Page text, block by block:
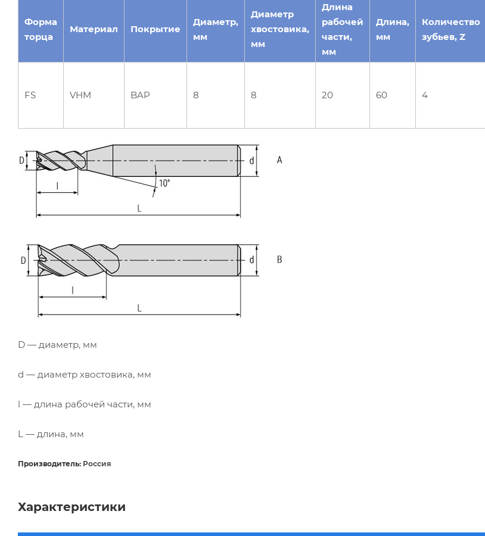
Форма
торца
Материал Покрытие
Диаметр,
мм
Диаметр
хвостовика,
мм
Длина
рабочей
части,
мм
Длина,
мм
Количество
зубьев, Z
FS VHM BAP 8 8 20 60 4
D — диаметр, мм
d — диаметр хвостовика, мм
l — длина рабочей части, мм
L — длина, мм
Производитель: Россия
Характеристики